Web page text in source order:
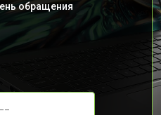
обращения